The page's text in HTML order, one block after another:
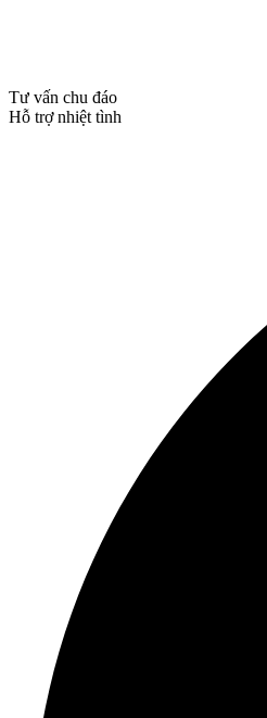
Tư vấn chu đáo
Hỗ trợ nhiệt tình